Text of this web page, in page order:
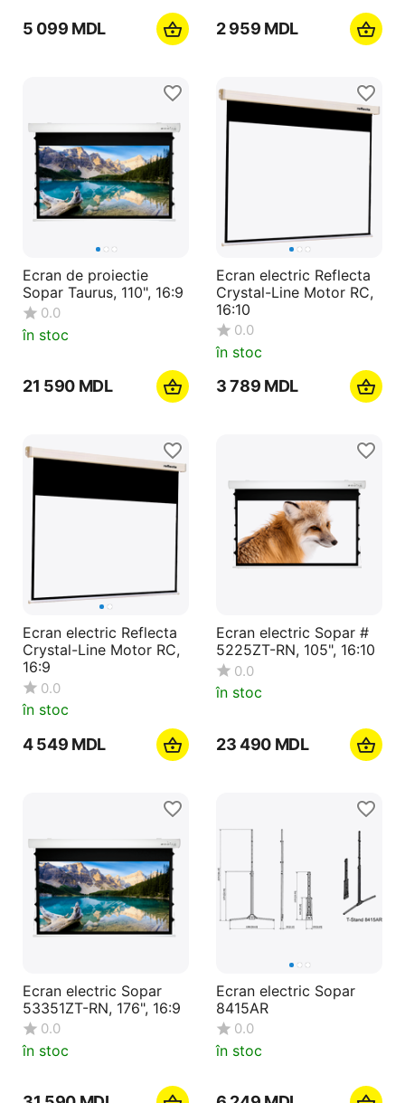
5 099 MDL 2 959 MDL
Ecran de proiectie
Sopar Taurus, 110", 16:9
0.0
în stoc
21 590 MDL
Ecran electric Reflecta
Crystal-Line Motor RC,
16:10
0.0
în stoc
3 789 MDL
Ecran electric Reflecta
Crystal-Line Motor RC,
16:9
0.0
în stoc
4 549 MDL
Ecran electric Sopar #
5225ZT-RN, 105", 16:10
0.0
în stoc
23 490 MDL
Ecran electric Sopar
53351ZT-RN, 176", 16:9
0.0
în stoc
Ecran electric Sopar
8415AR
0.0
în stoc